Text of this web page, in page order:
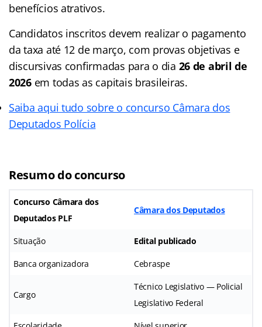
benefícios atrativos.
Candidatos inscritos devem realizar o pagamento
da taxa até 12 de março, com provas objetivas e
discursivas confirmadas para o dia 26 de abril de
2026em todas as capitais brasileiras.
Saiba aqui tudo sobre o concurso Câmara dos
Deputados Polícia
Resumo do concurso
Concurso Câmara dos
Deputados PLF
Câmara dos Deputados
Situação Edital publicado
Banca organizadora Cebraspe
Cargo
Técnico Legislativo — Policial
Legislativo Federal